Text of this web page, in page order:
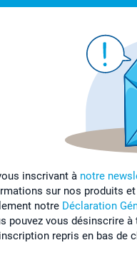
inscrivant à notre
sur nos produits
notre Déclaration
pouvez vous désinscrire
repris en bas de